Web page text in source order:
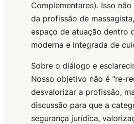
Complementares). Isso
da profissão de
espaço de atuação dentro
moderna e integrada de
Sobre o diálogo e
Nosso objetivo não é “re-
desvalorizar a profissão,
discussão para que a
segurança jurídica,